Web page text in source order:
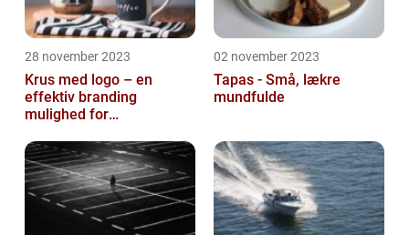
28 november 2023
Krus med logo – en
effektiv branding
mulighed for
02 november 2023
Tapas - Små, lækre
mundfulde